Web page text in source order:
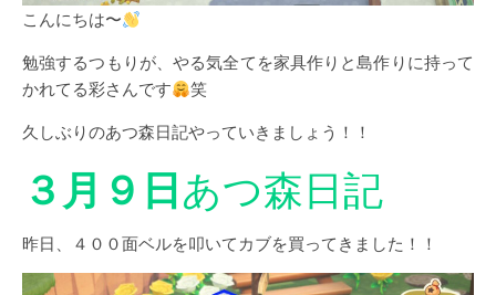
こんにちは〜
勉強するつもりが、やる気全てを家具作りと島作りに持って
かれてる彩さんです
笑
久しぶりのあつ森日記やっていきましょう！！
３月９日あつ森日記
昨日、４００面ベルを叩いてカブを買ってきました！！